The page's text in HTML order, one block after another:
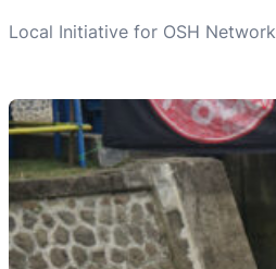
Local Initiative for OSH Network